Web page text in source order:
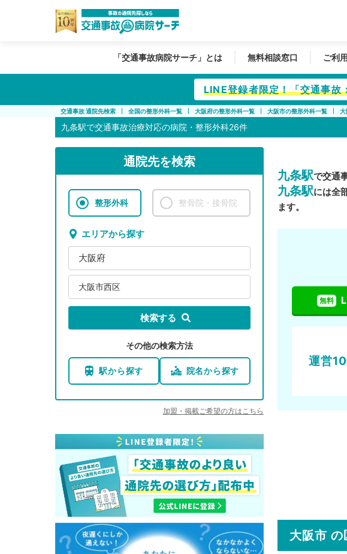
「交通事故病院サーチ」とは 無料相談窓口 ご利
LINE登録者限定！「交通事故
交通事故 通院先検索 全国の整形外科一覧 大阪府の整形外科一覧 大阪市の整形外科一覧 大
九条駅で交通事故治療対応の病院・整形外科26件
通院先を検索
整形外科 整骨院・接骨院
エリアから探す
大阪府
大阪市西区
検索する
その他の検索方法
駅から探す 院名から探す
加盟・掲載ご希望の方はこちら
九条駅で交通
九条駅には全
ます。
無料
運営
大阪市